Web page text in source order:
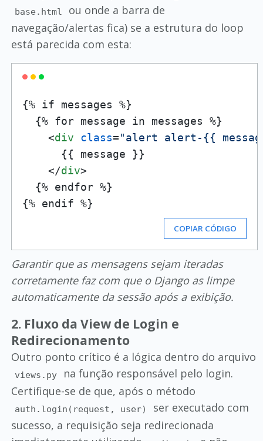
base.html
ou onde a barra de
navegação/alertas fica) se a estrutura do loop
está parecida com esta:
{% if messages %}
  {% for message in messages %}
<div class="alert alert-{{
      {{ message }}
</div>
  {% endfor %}
COPIAR CÓDIGO
Garantir que as mensagens sejam iteradas
corretamente faz com que o Django as limpe
automaticamente da sessão após a exibição.
2. Fluxo da View de Login e
Redirecionamento
Outro ponto crítico é a lógica dentro do arquivo
views.py
na função responsável pelo login.
Certifique-se de que, após o método
auth.login(request, user)
ser executado com
sucesso, a requisição seja redirecionada